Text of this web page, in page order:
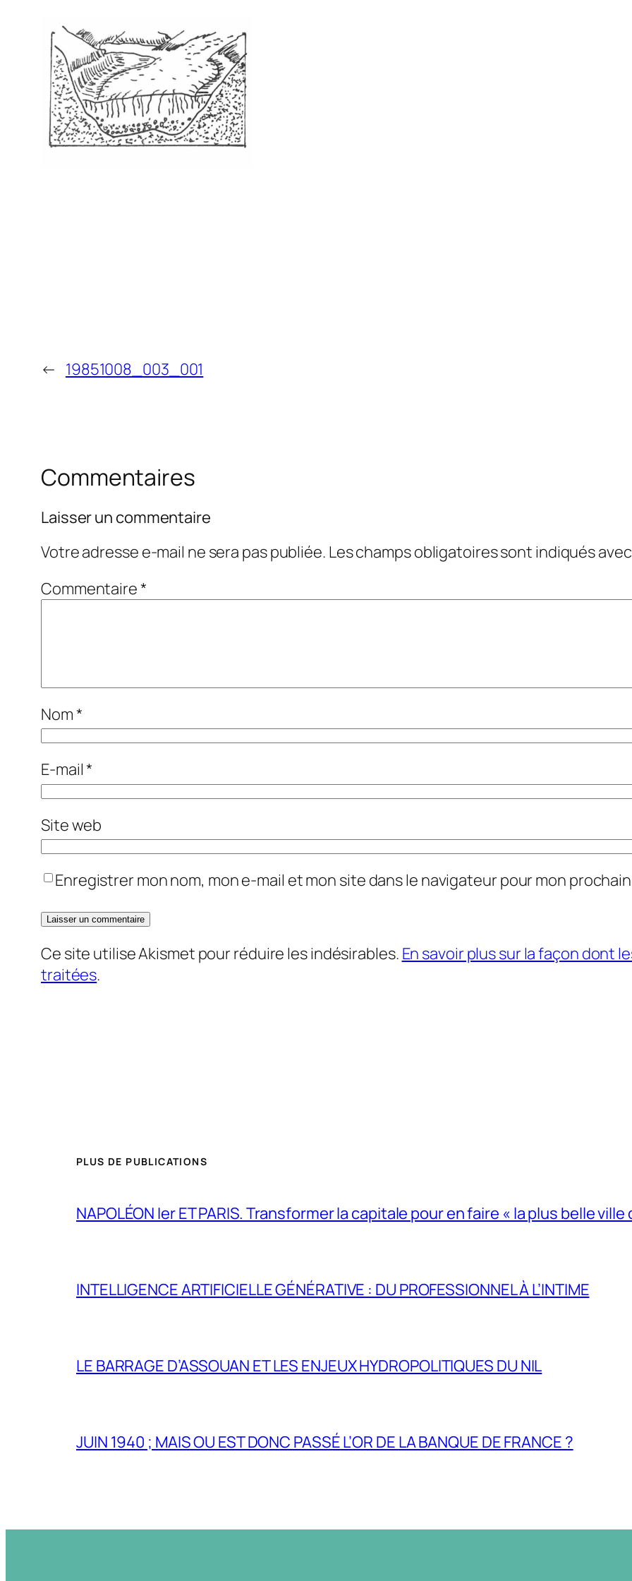
← 19851008_003_001
Commentaires
Laisser un commentaire
Votre adresse e-mail ne sera pas publiée. Les champs obligatoires sont indiqués
Commentaire*
Nom*
E-mail*
Site web
Enregistrer mon nom, mon e-mail et mon site dans le navigateur pour mon
Ce site utilise Akismet pour réduire les indésirables. En savoir plus sur la façon dont
traitées.
PLUS DE PUBLICATIONS
NAPOLÉON Ier ET PARIS. Transformer la capitale pour en faire « la plus belle
INTELLIGENCE ARTIFICIELLE GÉNÉRATIVE : DU PROFESSIONNEL À L’INTIME
LE BARRAGE D’ASSOUAN ET LES ENJEUX HYDROPOLITIQUES DU NIL
JUIN 1940 ; MAIS OU EST DONC PASSÉ L’OR DE LA BANQUE DE FRANCE ?